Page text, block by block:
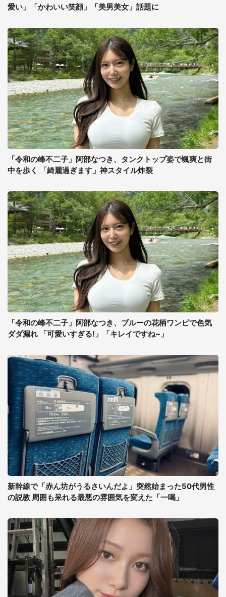
愛い」「かわいい笑顔」「美男美女」話題に
「令和の峰不二子」阿部なつき、タンクトップ姿で颯爽と街
中を歩く 「綺麗過ぎます」神スタイル炸裂
「令和の峰不二子」阿部なつき、ブルーの花柄ワンピで色気
ダダ漏れ 「可愛いすぎる!」「キレイですね~」
新幹線で「赤ん坊がうるさいんだよ」突然始まった50代男性
の説教 周囲も呆れる最悪の雰囲気を変えた「一喝」